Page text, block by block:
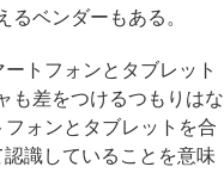
るベンダーもある。
トフォンとタブレット
も差をつけるつもりはな
ォンとタブレットを合
識していることを意味